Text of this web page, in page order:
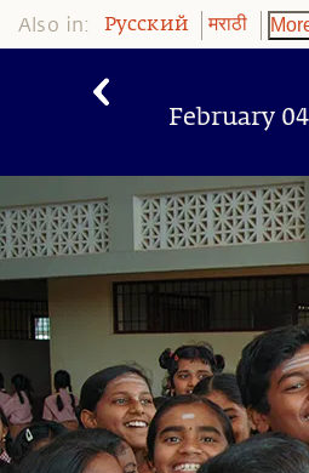
Also in: Pусский मराठी
February